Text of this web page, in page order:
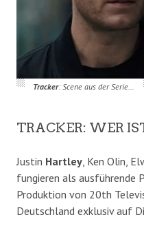
Tracker: Scene aus der Serie…
TRACKER: WER
Justin Hartley, Ken Olin,
fungieren als ausführende
Produktion von 20th
Deutschland exklusiv auf